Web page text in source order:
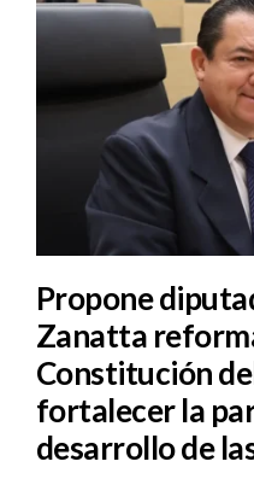
Propone
Zanatta
Constitución
fortalecer la
desarrollo de